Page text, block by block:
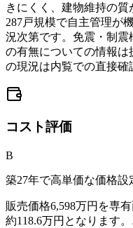
きにくく、建物維持の質
287戸規模で自主管理が
況次第です。免震・制
の有無についての情報
の現況は内覧での直接確
コスト評価
B
築27年で高単価な価格設
販売価格6,598万円を専
約118.6万円となります